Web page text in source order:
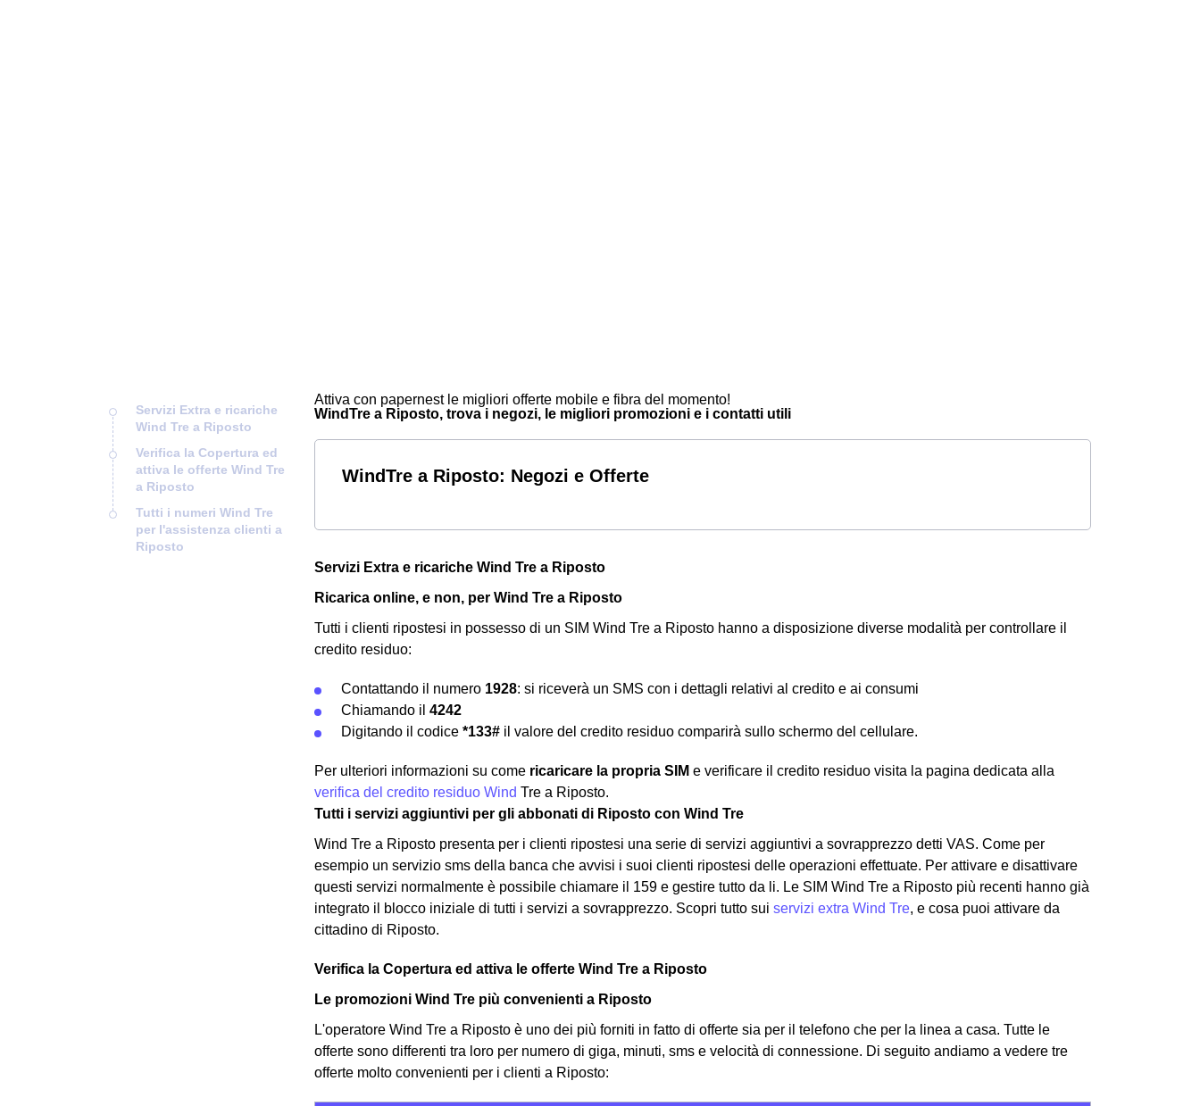
Servizi Extra e ricariche
Wind Tre a Riposto
Verifica la Copertura ed
attiva le offerte Wind Tre
a Riposto
Tutti i numeri Wind Tre
per l'assistenza clienti a
Riposto
Attiva con papernest le migliori offerte mobile e fibra del momento!
WindTre a Riposto, trova i negozi, le migliori promozioni e i contatti utili
WindTre a Riposto: Negozi e Offerte
Servizi Extra e ricariche Wind Tre a Riposto
Ricarica online, e non, per Wind Tre a Riposto
Tutti i clienti ripostesi in possesso di un SIM Wind Tre a Riposto hanno a disposizione diverse modalità per controllare il
credito residuo:
Contattando il numero 1928: si riceverà un SMS con i dettagli relativi al credito e ai consumi
Chiamando il 4242
Digitando il codice *133# il valore del credito residuo comparirà sullo schermo del cellulare.
Per ulteriori informazioni su come ricaricare la propria SIM e verificare il credito residuo visita la pagina dedicata alla
verifica del credito residuo Wind Tre a Riposto.
Tutti i servizi aggiuntivi per gli abbonati di Riposto con Wind Tre
Wind Tre a Riposto presenta per i clienti ripostesi una serie di servizi aggiuntivi a sovrapprezzo detti VAS. Come per
esempio un servizio sms della banca che avvisi i suoi clienti ripostesi delle operazioni effettuate. Per attivare e disattivare
questi servizi normalmente è possibile chiamare il 159 e gestire tutto da li. Le SIM Wind Tre a Riposto più recenti hanno già
integrato il blocco iniziale di tutti i servizi a sovrapprezzo. Scopri tutto sui servizi extra Wind Tre, e cosa puoi attivare da
cittadino di Riposto.
Verifica la Copertura ed attiva le offerte Wind Tre a Riposto
Le promozioni Wind Tre più convenienti a Riposto
L'operatore Wind Tre a Riposto è uno dei più forniti in fatto di offerte sia per il telefono che per la linea a casa. Tutte le
offerte sono differenti tra loro per numero di giga, minuti, sms e velocità di connessione. Di seguito andiamo a vedere tre
offerte molto convenienti per i clienti a Riposto: